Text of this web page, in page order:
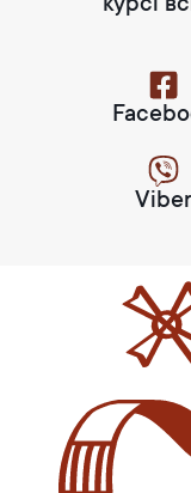
курсі
Viber